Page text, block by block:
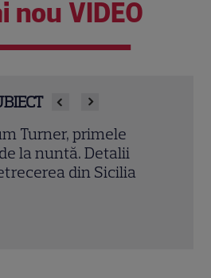
nou VIDEO
Lipa s-a căsătorit! Ținuta
mireasă neconvențională a
de o altă mireasă